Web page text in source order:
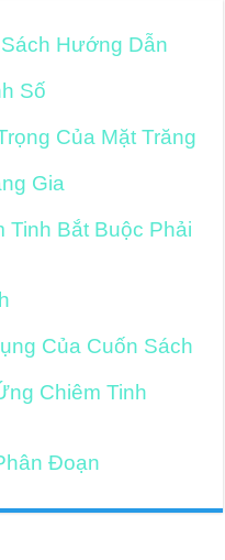
Hướng Dẫn
Số
Của Mặt Trăng
Gia
Tinh Bắt Buộc Phải
Của Cuốn Sách
Chiêm Tinh
Đoạn